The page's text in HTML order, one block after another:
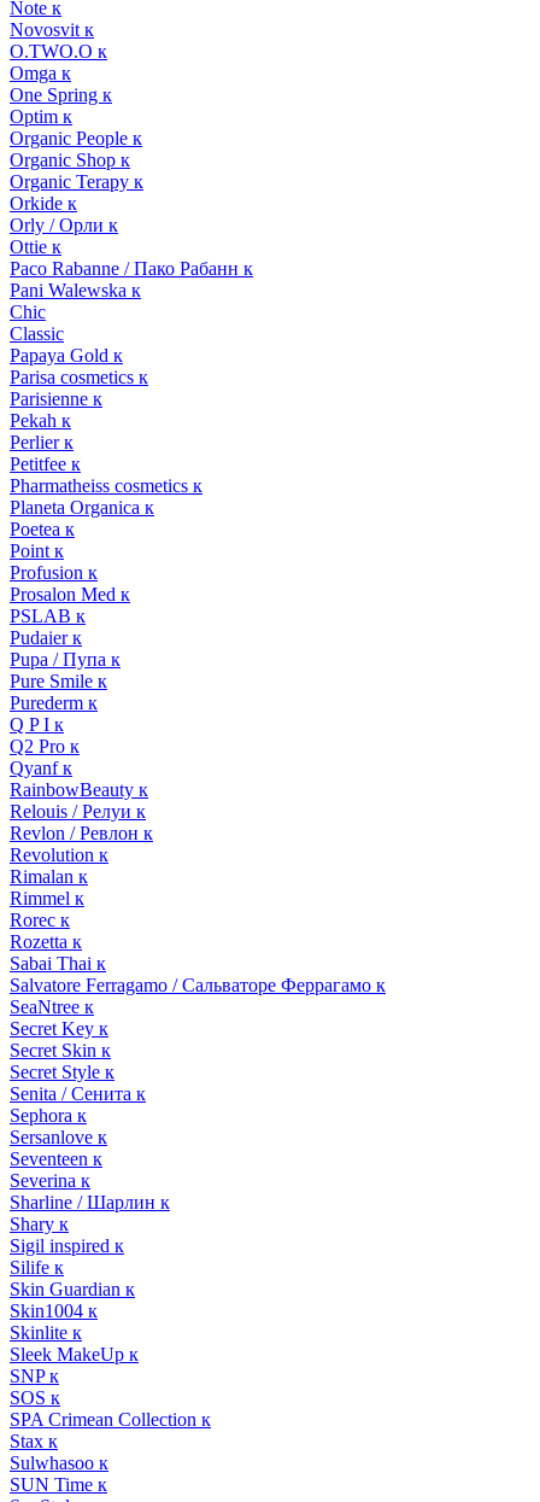
Note к
Novosvit к
O.TWO.O к
Omga к
One Spring к
Optim к
Organic People к
Organic Shop к
Organic Terapy к
Orkide к
Orly / Орли к
Ottie к
Paco Rabanne / Пако Рабанн к
Pani Walewska к
Chic
Classic
Papaya Gold к
Parisa cosmetics к
Parisienne к
Pekah к
Perlier к
Petitfee к
Pharmatheiss cosmetics к
Planeta Organica к
Poetea к
Point к
Profusion к
Prosalon Med к
PSLAB к
Pudaier к
Pupa / Пупа к
Pure Smile к
Purederm к
Q P I к
Q2 Pro к
Qyanf к
RainbowBeauty к
Relouis / Релуи к
Revlon / Ревлон к
Revolution к
Rimalan к
Rimmel к
Rorec к
Rozetta к
Sabai Thai к
Salvatore Ferragamo / Сальваторе Феррагамо к
SeaNtree к
Secret Key к
Secret Skin к
Secret Style к
Senita / Сенита к
Sephora к
Sersanlove к
Seventeen к
Severina к
Sharline / Шарлин к
Shary к
Sigil inspired к
Silife к
Skin Guardian к
Skin1004 к
Skinlite к
Sleek MakeUp к
SNP к
SOS к
SPA Crimean Collection к
Stax к
Sulwhasoo к
SUN Time к